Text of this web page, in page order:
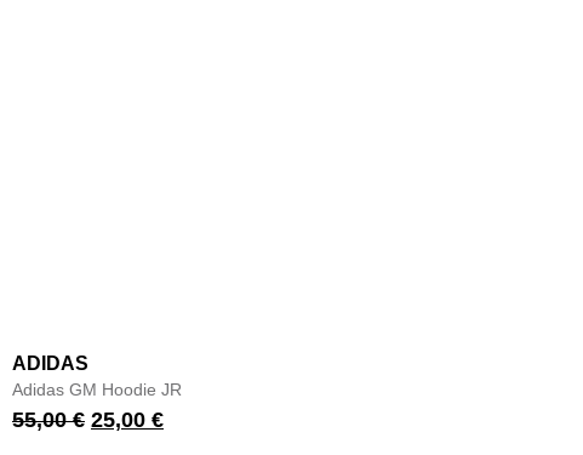
ADIDAS
Adidas GM Hoodie JR
55,00€ 25,00 €